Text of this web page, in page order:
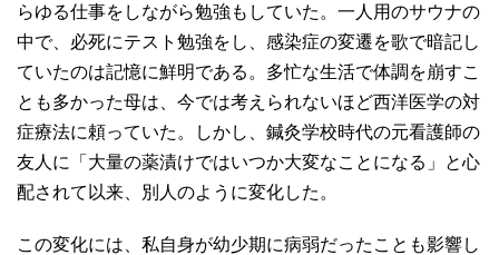
らゆる仕事をしながら勉強もしていた。一人用のサウナの
中で、必死にテスト勉強をし、感染症の変遷を歌で暗記し
ていたのは記憶に鮮明である。多忙な生活で体調を崩すこ
とも多かった母は、今では考えられないほど西洋医学の対
症療法に頼っていた。しかし、鍼灸学校時代の元看護師の
友人に「大量の薬漬けではいつか大変なことになる」と心
配されて以来、別人のように変化した。
この変化には、私自身が幼少期に病弱だったことも影響し